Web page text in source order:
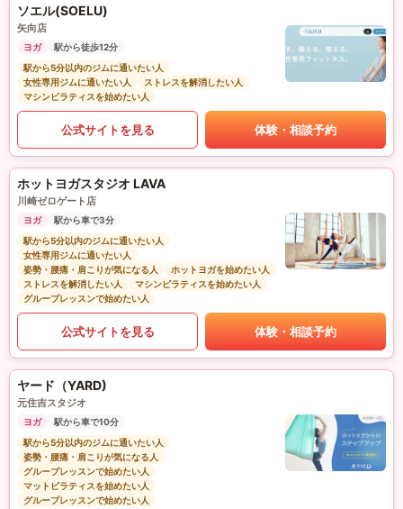
ソエル(SOELU)
矢向店
ヨガ
駅から徒歩12分
駅から5分以内のジムに通いたい人
女性専用ジムに通いたい人
ストレスを解消したい人
マシンピラティスを始めたい人
公式サイトを見る 体験・相談予約
ホットヨガスタジオ LAVA
川崎ゼロゲート店
ヨガ
駅から車で3分
駅から5分以内のジムに通いたい人
女性専用ジムに通いたい人
姿勢・腰痛・肩こりが気になる人
ホットヨガを始めたい人
ストレスを解消したい人
マシンピラティスを始めたい人
グループレッスンで始めたい人
公式サイトを見る 体験・相談予約
ヤード（YARD)
元住吉スタジオ
ヨガ
駅から車で10分
駅から5分以内のジムに通いたい人
姿勢・腰痛・肩こりが気になる人
グループレッスンで始めたい人
マットピラティスを始めたい人
グループレッスンで始めたい人